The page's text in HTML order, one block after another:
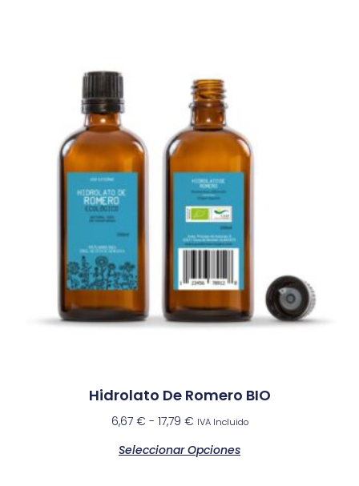
Hidrolato De Romero BIO
6,67 € - 17,79 € IVA Incluido
Seleccionar Opciones